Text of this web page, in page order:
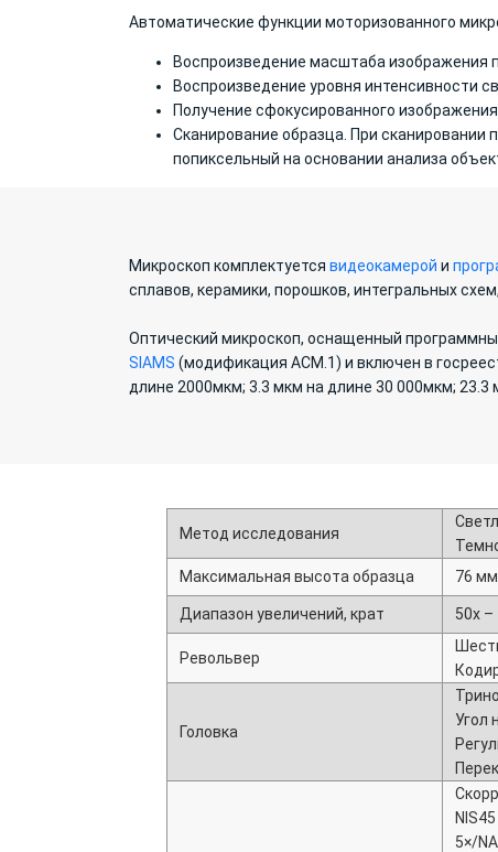
Автоматические функции моторизованного
Воспроизведение масштаба изображения
Воспроизведение уровня интенсивности
Получение сфокусированного
Сканирование образца. При
попиксельный на основании анализа
Микроскоп комплектуется видеокамерой и
сплавов, керамики, порошков, интегральных
Оптический микроскоп, оснащенный
SIAMS (модификация АСМ.1) и включен в
длине 2000мкм; 3.3 мкм на длине 30 000мкм; 23.3
Метод исследования
Максимальная высота образца
76 мм
Диапазон увеличений, крат 50х –
Револьвер
Головка
Угол
5×/